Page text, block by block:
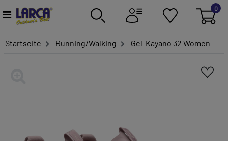
0
Startseite Running/Walking Gel-Kayano 32 Women